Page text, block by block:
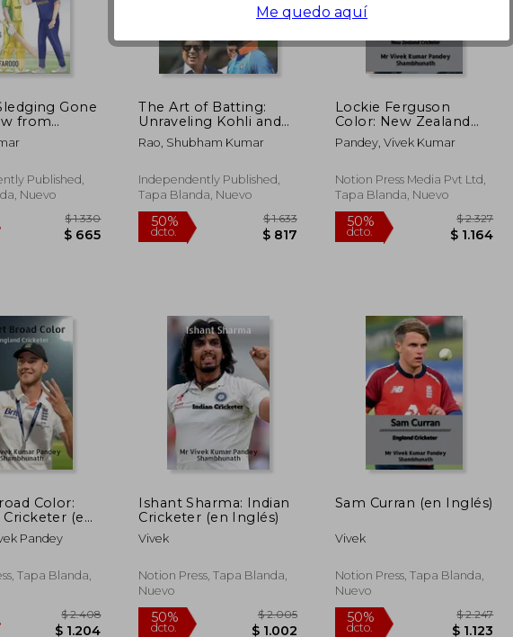
$ 1.043 dcto. $ 1.005 dcto.
Gone
from
Stumps
Published,
Nuevo
The Art of Batting:
Unraveling Kohli and
Tendulkar's Mastery
(en Inglés)
Rao, Shubham Kumar
Independently Published,
Tapa Blanda, Nuevo
50%
Lockie Ferguson
Color: New Zealand
Cricketer (en Inglés)
Pandey, Vivek Kumar
Notion Press Media Pvt Ltd,
Tapa Blanda, Nuevo
50%
Color:
Cricketer (en
Pandey
Tapa Blanda,
Ishant Sharma: Indian
Cricketer (en Inglés)
Vivek
Notion Press, Tapa Blanda,
Nuevo
Sam Curran (en Inglés)
Vivek
Notion Press, Tapa Blanda,
Nuevo
Me quedo aquí